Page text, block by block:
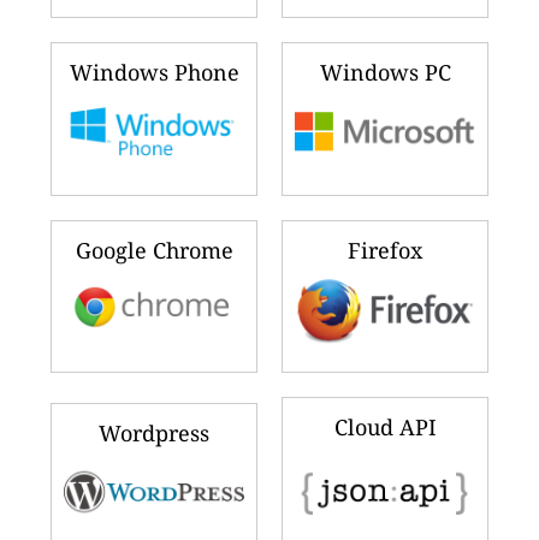
Windows Phone Windows PC
Google Chrome Firefox
Wordpress Cloud API